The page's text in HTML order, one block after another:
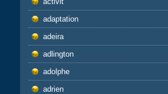
adaptation
adeira
adlington
adolphe
adrien